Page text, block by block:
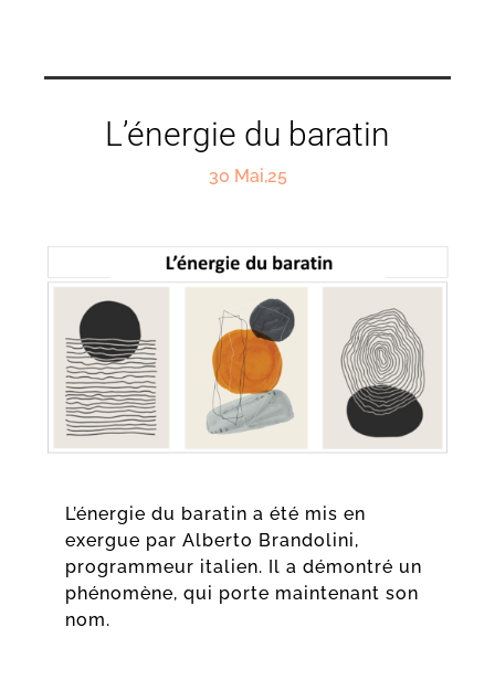
L’énergie du baratin
30 Mai,25
L’énergie du baratin a été mis en
exergue par Alberto Brandolini,
programmeur italien. Il a démontré un
phénomène, qui porte maintenant son
nom.